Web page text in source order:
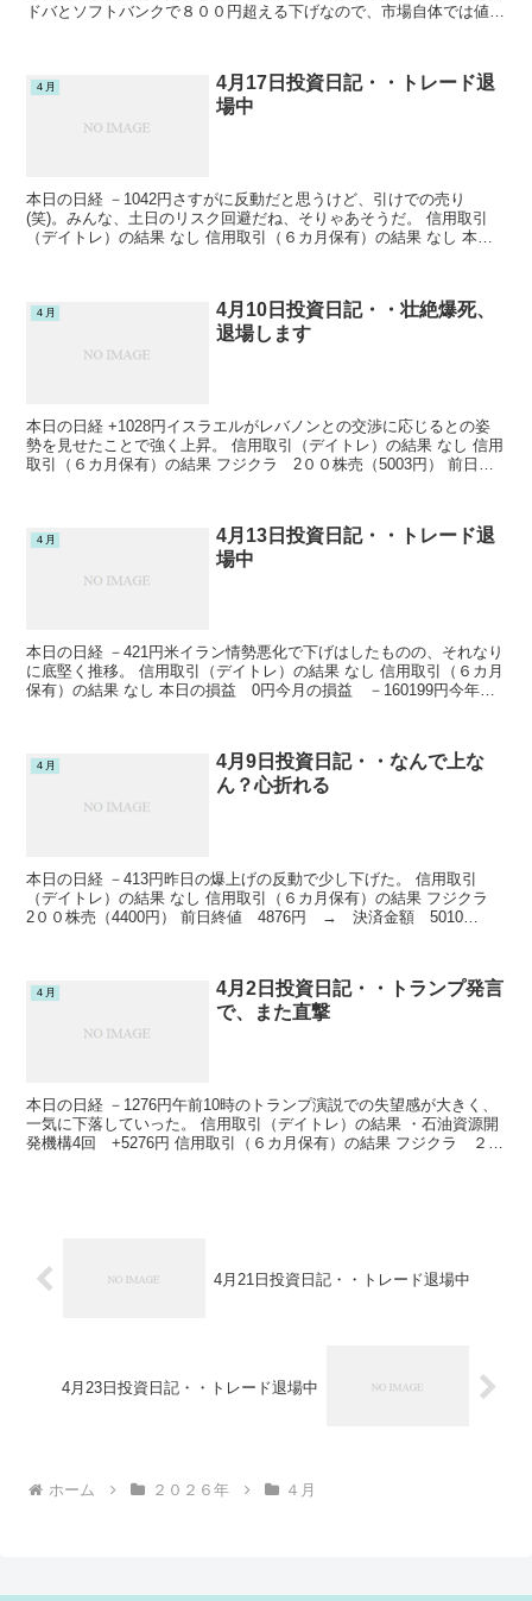
ドバとソフトバンクで８００円超える下げなので、市場自体では値上
４月
4月17日投資日記・・トレード退
場中
本日の日経 －1042円さすがに反動だと思うけど、引けでの売り
(笑)。みんな、土日のリスク回避だね、そりゃあそうだ。 信用取引
（デイトレ）の結果 なし 信用取引（６カ月保有）の結果 なし 本日
４月
4月10日投資日記・・壮絶爆死、
退場します
本日の日経 +1028円イスラエルがレバノンとの交渉に応じるとの姿
勢を見せたことで強く上昇。 信用取引（デイトレ）の結果 なし 信用
取引（６カ月保有）の結果 フジクラ 2００株売（5003円） 前日終
４月
4月13日投資日記・・トレード退
場中
本日の日経 －421円米イラン情勢悪化で下げはしたものの、それなり
に底堅く推移。 信用取引（デイトレ）の結果 なし 信用取引（６カ月
保有）の結果 なし 本日の損益 0円今月の損益 －160199円今年の
４月
4月9日投資日記・・なんで上な
ん？心折れる
本日の日経 －413円昨日の爆上げの反動で少し下げた。 信用取引
（デイトレ）の結果 なし 信用取引（６カ月保有）の結果 フジクラ
2００株売（4400円） 前日終値 4876円 → 決済金額 5010
４月
4月2日投資日記・・トランプ発言
で、また直撃
本日の日経 －1276円午前10時のトランプ演説での失望感が大きく、
一気に下落していった。 信用取引（デイトレ）の結果 ・石油資源開
発機構4回 +5276円 信用取引（６カ月保有）の結果 フジクラ ２０
4月21日投資日記・・トレード退場中
4月23日投資日記・・トレード退場中
ホーム ２０２６年 ４月